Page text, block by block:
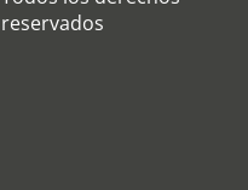
reservados